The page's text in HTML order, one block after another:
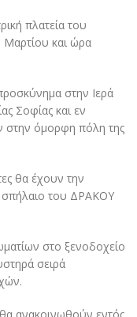
πλατεία του
και ώρα
στην Ιερά
Σοφίας και εν
στην όμορφη πόλη της
θα έχουν την
σπήλαιο του ΔΡΑΚΟΥ
στο ξενοδοχείο
σειρά